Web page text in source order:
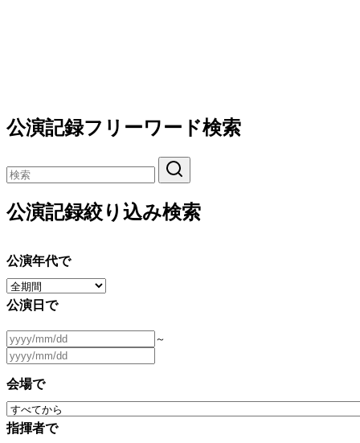
公演記録フリーワード検索
公演記録絞り込み検索
公演年代で
公演日で
～
会場で
指揮者で